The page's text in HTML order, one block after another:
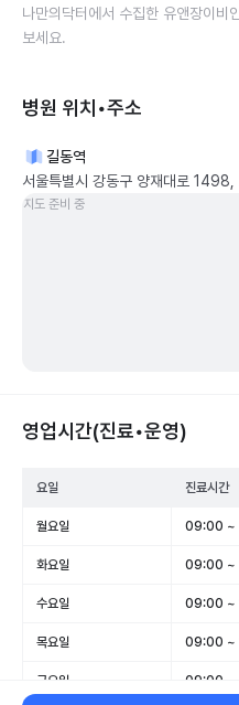
나만의닥터에서 수집한 유앤장이비
보세요.
병원 위치•주소
길동역
서울특별시 강동구 양재대로
지도 준비 중
영업시간(진료•운영)
요일 진료시간
월요일 09:00 ~
화요일 09:00 ~
수요일 09:00 ~
목요일 09:00 ~
금요일 09:00 ~